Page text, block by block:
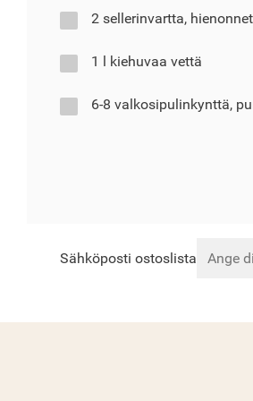
2 sellerinvartta,
1 l kiehuvaa vettä
6-8 valkosipulinkynttä,
Sähköposti ostoslista